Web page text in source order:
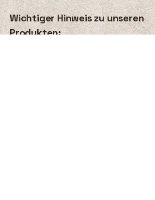
Wichtiger Hinweis zu unseren
Produkten: